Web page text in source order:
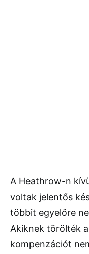
A Heathrow-n
voltak jelentős
többit egyelőre
Akiknek törölték
kompenzációt